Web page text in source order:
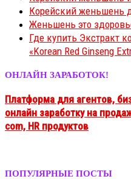
Корейский женьшень
Женьшень это
Где купить Экстракт
«Korean Red Ginseng
ОНЛАЙН ЗАРАБОТОК!
Платформа для агентов,
онлайн заработку на
com, HR продуктов
ПОПУЛЯРНЫЕ ПОСТЫ